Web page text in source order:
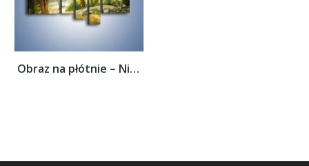
Obraz na płótnie – Niedzielny spacer pod...